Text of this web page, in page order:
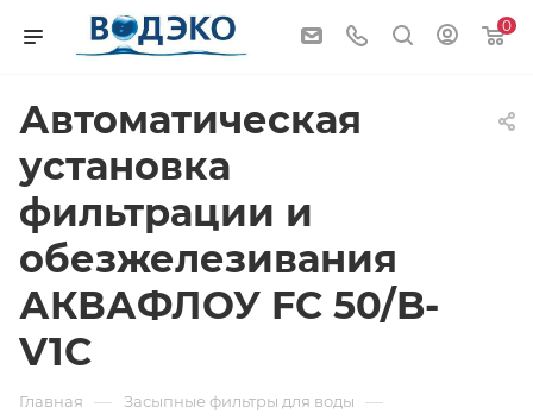
0
Автоматическая
установка
фильтрации и
обезжелезивания
АКВАФЛОУ FС 50/B-
V1C
Главная — Засыпные фильтры для воды —